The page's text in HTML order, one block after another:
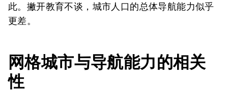
此。撇开教育不谈，城市人口的总体导航能力似乎
更差。
网格城市与导航能力的相关
性